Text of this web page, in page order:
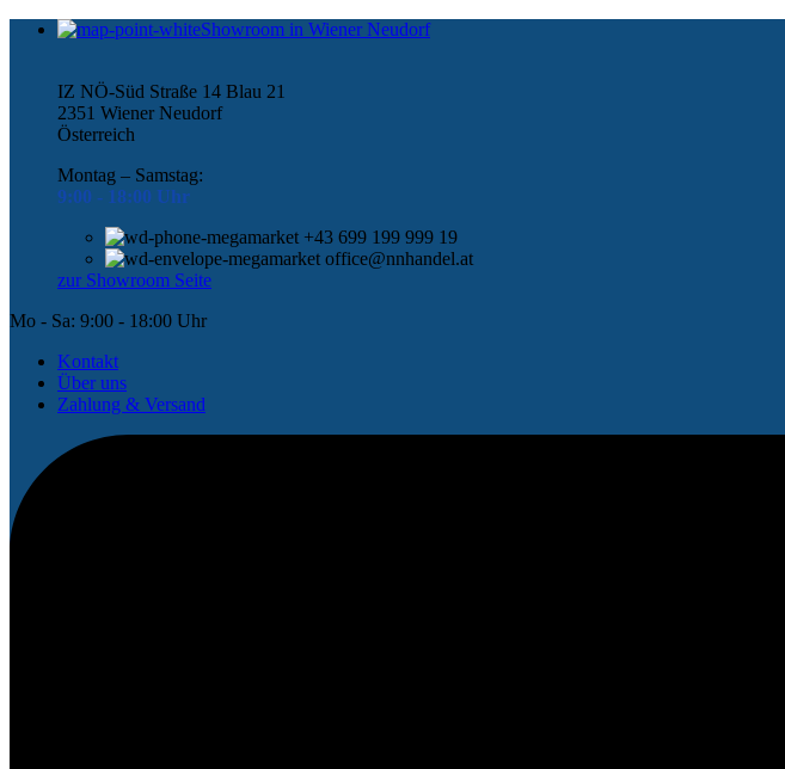
Showroom in Wiener Neudorf
IZ NÖ-Süd Straße 14 Blau 21
2351 Wiener Neudorf
Österreich
Montag – Samstag:
9:00 - 18:00 Uhr
+43 699 199 999 19
office@nnhandel.at
zur Showroom Seite
Mo - Sa: 9:00 - 18:00 Uhr
Kontakt
Über uns
Zahlung & Versand